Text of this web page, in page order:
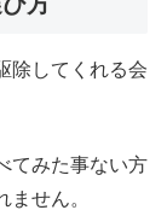
除してくれる会
てみた事ない方
せん。